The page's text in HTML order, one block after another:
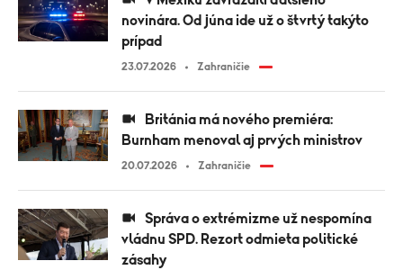
novinára. Od júna ide už o štvrtý takýto
prípad
23.07.2026 Zahraničie
Burnham menoval aj prvých ministrov
20.07.2026 Zahraničie
vládnu SPD. Rezort odmieta politické
zásahy